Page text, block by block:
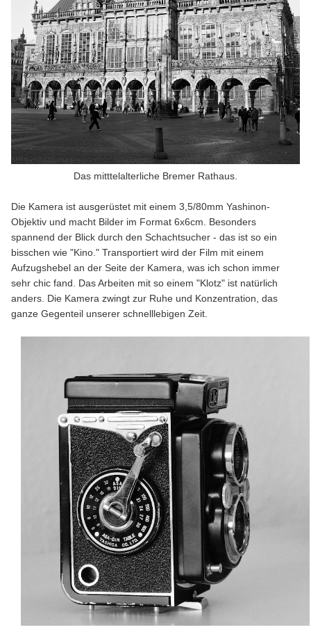
Das mitttelalterliche Bremer Rathaus.
Die Kamera ist ausgerüstet mit einem 3,5/80mm Yashinon-
Objektiv und macht Bilder im Format 6x6cm. Besonders
spannend der Blick durch den Schachtsucher - das ist so ein
bisschen wie "Kino." Transportiert wird der Film mit einem
Aufzugshebel an der Seite der Kamera, was ich schon immer
sehr chic fand. Das Arbeiten mit so einem "Klotz" ist natürlich
anders. Die Kamera zwingt zur Ruhe und Konzentration, das
ganze Gegenteil unserer schnelllebigen Zeit.